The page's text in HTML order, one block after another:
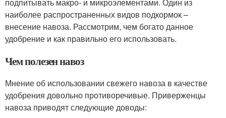
наиболее распространенных видов подкормок –
внесение навоза. Рассмотрим, чем богато данное
удобрение и как правильно его использовать.
Чем полезен навоз
Мнение об использовании свежего навоза в качестве
удобрения довольно противоречивые. Приверженцы
навоза приводят следующие доводы: